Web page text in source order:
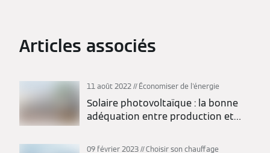
Articles associés
11 août 2022 Économiser de l'énergie
Solaire photovoltaïque : la bonne
adéquation entre production et
09 février 2023 Choisir son chauffage